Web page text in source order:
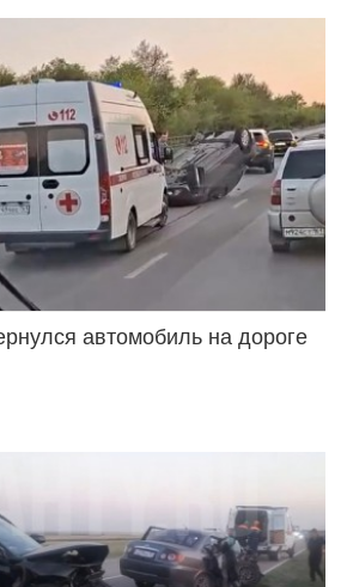
автомобиль на дороге